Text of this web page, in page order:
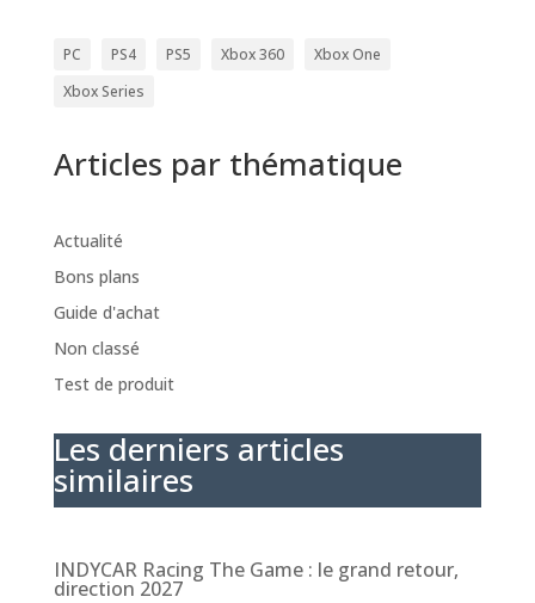
PC PS4 PS5 Xbox 360
Xbox One
Xbox Series
Articles par thématique
Actualité
Bons plans
Guide d'achat
Non classé
Test de produit
Les derniers articles
similaires
INDYCAR Racing The Game : le grand retour,
direction 2027